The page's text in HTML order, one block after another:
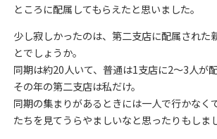
ところに配属してもらえたと思いました。
少し寂しかったのは、第二支店に配属された
とでしょうか。
同期は約20人いて、普通は1支店に2～3人が
その年の第二支店は私だけ。
同期の集まりがあるときには一人で行かなく
たちを見てうらやましいなと思ったりもしま